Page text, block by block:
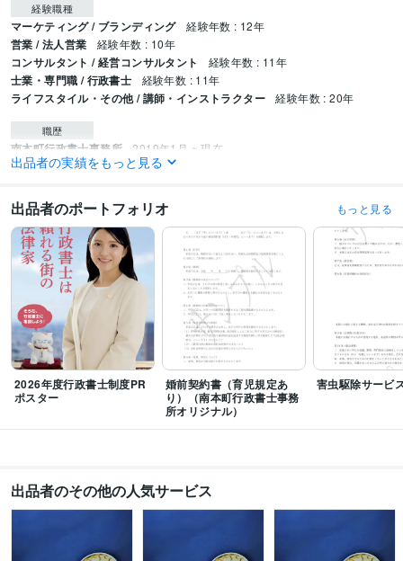
経験職種
マーケティング / ブランディング 経験年数 : 12年
営業 / 法人営業 経験年数 : 10年
コンサルタント / 経営コンサルタント 経験年数 : 11年
士業・専門職 / 行政書士 経験年数 : 11年
ライフスタイル・その他 / 講師・インストラクター 経験年数 : 20年
職歴
南本町行政書士事務所 2019年1月 ~ 現在
2023年度行政書士試験対策講座
度行政書士試験対策講座
資格・検定
行政書士 取得年 : 2018年
プログラミング言語・フレームワーク
Google Cloud Platform:5年
ビジネス・クリエイティブツール
Wix:10年WordPress:6年JIMDO:6年Excel:20年Google サイト:20年
Google スプレッドシート:15年Google スライド:5年
Google ドキュメント:10年
PowerPoint:20年Word:20年
ChatGPT:2年 Bard:2年 Adobe Premiere Pro:3年
ビジネス代行・事務代行 契約書・業務委託契約書・利用規約修正
書・業務委託契約・利用規約作成 契約法務、取引に関するアドバイス 公
賃貸借 業務委託契約書 行政書士
出品者の実績をもっと見る
出品者のポートフォリオ もっと見る
2026年度行政書士制度PR
ポスター
婚前契約書（育児規定あ
り）（南本町行政書士事務
所オリジナル）
害虫駆除サービ
出品者のその他の人気サービス